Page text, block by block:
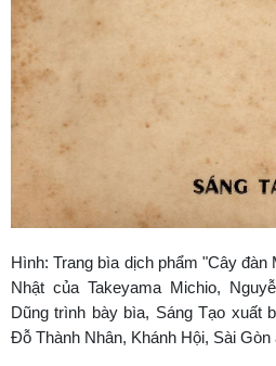
Hình: Trang bìa dịch phẩm "Cây
Nhật của Takeyama Michio,
Dũng trình bày bìa, Sáng Tạo xuất
Đỗ Thành Nhân, Khánh Hội, Sài Gòn